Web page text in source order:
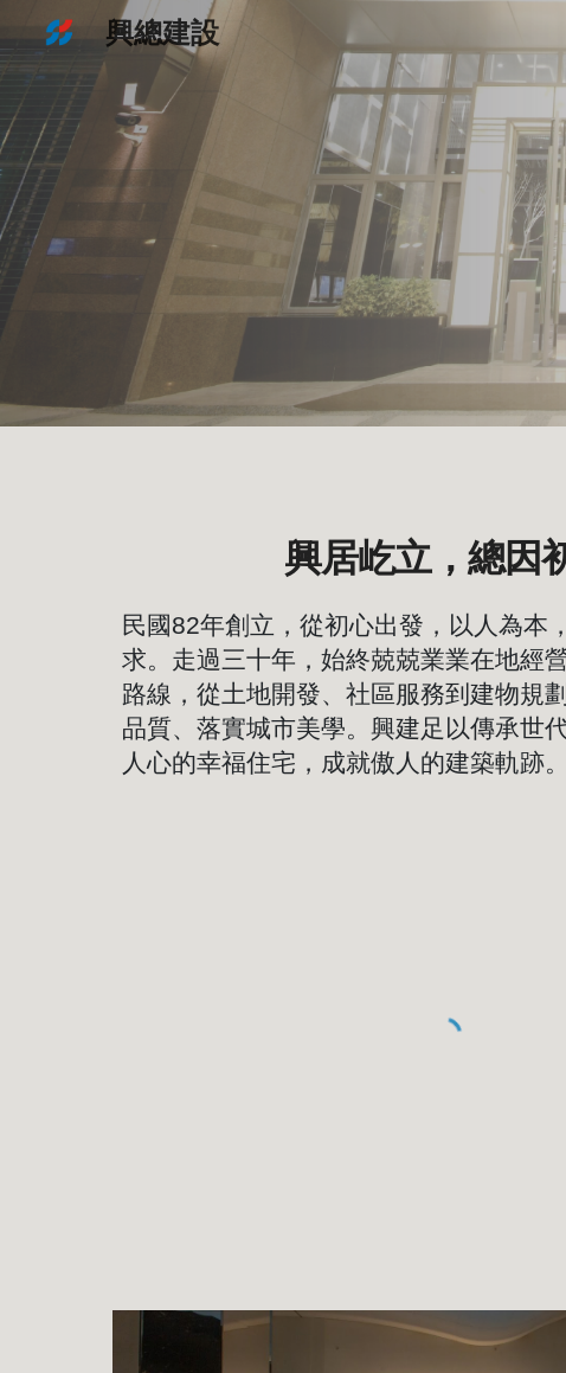
Skip
興總建設
興居屹立，總因
民國82年創立，從初心出發，以人為本
求。走過三十年，始終兢兢業業在地經
路線，從土地開發、社區服務到建物規
品質、落實城市美學。興建足以傳承世
人心的幸福住宅，成就傲人的建築軌跡。